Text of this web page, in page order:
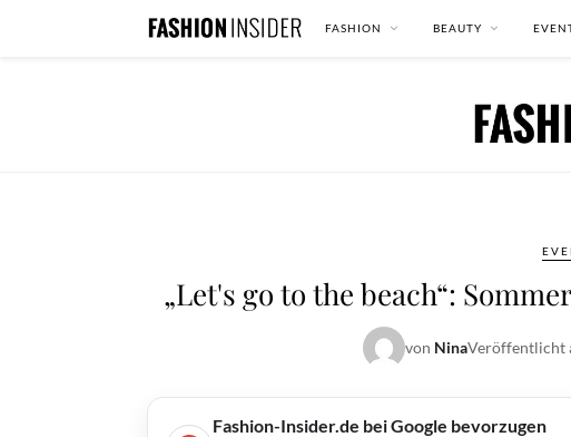
FASHION BEAUTY
„Let's go to the beach“:
von NinaVeröffentlicht
Fashion-Insider.de bei Google bevorzugen